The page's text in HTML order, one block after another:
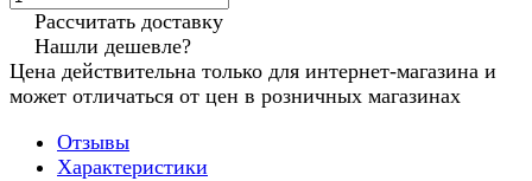
Рассчитать доставку
Нашли дешевле?
Цена действительна только для интернет-магазина и
может отличаться от цен в розничных магазинах
Отзывы
Характеристики